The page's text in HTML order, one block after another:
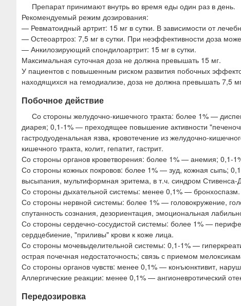
Препарат принимают внутрь во время еды один раз в день.
Рекомендуемый режим дозирования:
— Ревматоидный артрит: 15 мг в сутки. В зависимости от
— Остеоартроз: 7,5 мг в сутки. При неэффективности доза
— Анкилозирующий спондилоартрит: 15 мг в сутки.
Максимальная суточная доза не должна превышать 15 мг.
У пациентов с повышенным риском развития побочных
находящихся на гемодиализе, доза не должна превышать 7,5 мг
Побочное действие
Со стороны желудочно-кишечного тракта: более 1% —
диарея; 0,1-1% — преходящее повышение активности
гастродуоденальная язва, кровотечение из желудочно-
кишечного тракта, колит, гепатит, гастрит.
Со стороны органов кроветворения: более 1% — анемия; 0,1-
Со стороны кожных покровов: более 1% — зуд, кожная сыпь;
высыпания, мультиформная эритема, в т.ч. синдром Стивенса-
Со стороны дыхательной системы: менее 0,1% — бронхоспазм.
Со стороны нервной системы: более 1% — головокружение,
спутанность сознания, дезориентация, эмоциональная
Со стороны сердечно-сосудистой системы: более 1% —
сердцебиение, "приливы" крови к коже лица.
Со стороны мочевыделительной системы: 0,1-1% —
острая почечная недостаточность; связь с приемом
Со стороны органов чувств: менее 0,1% — конъюнктивит,
Аллергические реакции: менее 0,1% — ангионевротический
Передозировка